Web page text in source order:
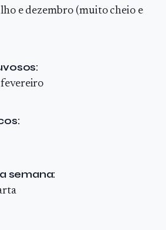
e dezembro (muito cheio e
semana: